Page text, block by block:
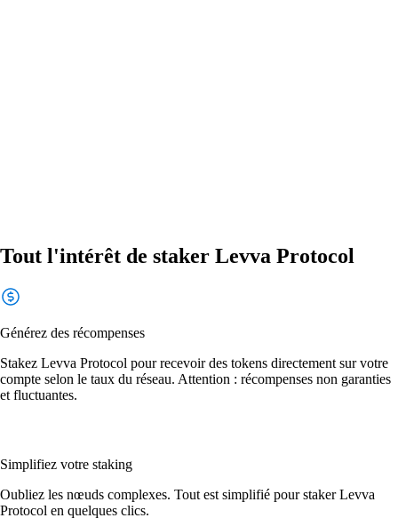
Tout l'intérêt de staker Levva Protocol
Générez des récompenses
Stakez Levva Protocol pour recevoir des tokens directement sur votre
compte selon le taux du réseau. Attention : récompenses non garanties
et fluctuantes.
Simplifiez votre staking
Oubliez les nœuds complexes. Tout est simplifié pour staker Levva
Protocol en quelques clics.